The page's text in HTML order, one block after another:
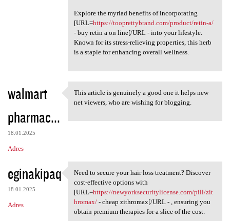
Explore the myriad benefits of incorporating
[URL=https://tooprettybrand.com/product/retin-a/
- buy retin a on line[/URL - into your lifestyle.
Known for its stress-relieving properties, this herb
is a staple for enhancing overall wellness.
walmart
pharmac...
18.01.2025
Adres
This article is genuinely a
This article is genuinely a good one it helps new
net viewers, who are wishing for blogging.
eginakipaq
18.01.2025
Adres
Need to secure your hair loss
Need to secure your hair loss treatment? Discover
cost-effective options with
[URL=https://newyorksecuritylicense.com/pill/zit
hromax/- cheap zithromax[/URL - , ensuring you
obtain premium therapies for a slice of the cost.